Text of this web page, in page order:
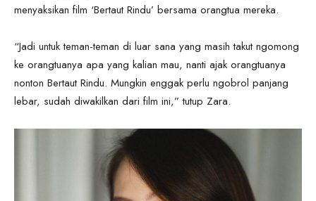
menyaksikan film ‘Bertaut Rindu’ bersama orangtua mereka.
“Jadi untuk teman-teman di luar sana yang masih takut ngomong
ke orangtuanya apa yang kalian mau, nanti ajak orangtuanya
nonton Bertaut Rindu. Mungkin enggak perlu ngobrol panjang
lebar, sudah diwakilkan dari film ini,” tutup Zara.